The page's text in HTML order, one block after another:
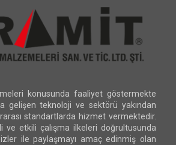
konusunda faaliyet göstermekte
gelişen teknoloji ve sektörü yakından
standartlarda hizmet vermektedir.
ve etkili çalışma ilkeleri doğrultusunda
ile paylaşmayı amaç edinmiş olan